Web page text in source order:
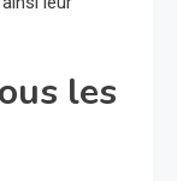
les